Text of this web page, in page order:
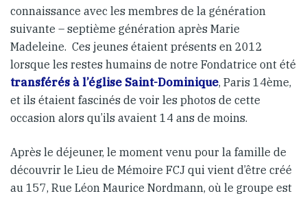
connaissance avec les membres de la génération
suivante – septième génération après Marie
Madeleine. Ces jeunes étaient présents en 2012
lorsque les restes humains de notre Fondatrice ont été
transférés à l’église Saint-Dominique, Paris 14ème,
et ils étaient fascinés de voir les photos de cette
occasion alors qu’ils avaient 14 ans de moins.
Après le déjeuner, le moment venu pour la famille de
découvrir le Lieu de Mémoire FCJ qui vient d’être créé
au 157, Rue Léon Maurice Nordmann, où le groupe est